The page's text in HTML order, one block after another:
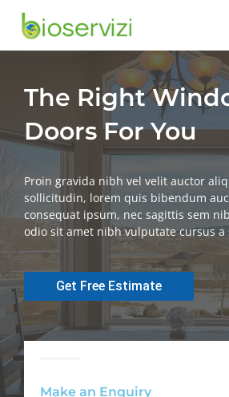
J'a Door - More than
The Right
Doors For You
Proin gravida nibh vel velit auctor
sollicitudin, lorem quis bibendum
consequat ipsum, nec sagittis sem
odio sit amet nibh vulputate cursus
Get Free Estimate
Make an Enquiry